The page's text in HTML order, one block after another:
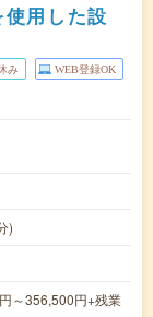
用した設
み WEB登録OK
)
～356,500円+残業